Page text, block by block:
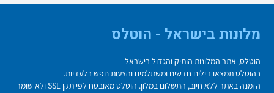
מלונות בישראל - הוטלס
הוטלס, אתר המלונות הותיק והגדול בישראל
בהוטלס תמצאו דילים חדשים ומשתלמים והצעות נופש בלעדיות.
הזמנה באתר ללא חיוב, התשלום במלון. הוטלס מאובטח לפי תקן SSL ולא שומר